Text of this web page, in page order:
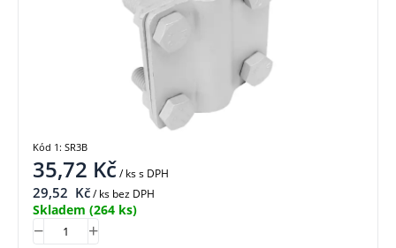
35,72 Kč/ kss DPH
29,52 Kč/ ks bez DPH
Skladem (264 ks)
Kód 1: SR3B